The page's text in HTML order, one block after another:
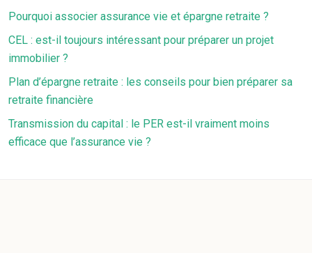
Pourquoi associer assurance vie et épargne retraite ?
CEL : est-il toujours intéressant pour préparer un projet
immobilier ?
Plan d’épargne retraite : les conseils pour bien préparer sa
retraite financière
Transmission du capital : le PER est-il vraiment moins
efficace que l’assurance vie ?